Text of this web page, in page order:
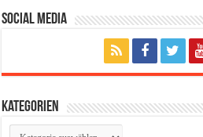
Social Media
Kategorien
Kategorien